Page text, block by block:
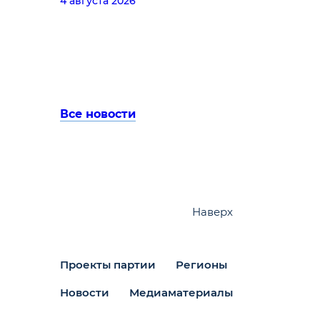
Все новости
Проекты партии Регионы
Новости Медиаматериалы
Наверх